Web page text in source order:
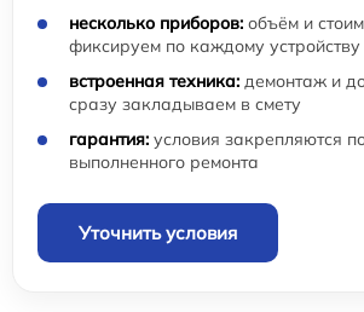
несколько приборов: объём и
фиксируем по каждому устройству
встроенная техника: демонтаж и
сразу закладываем в смету
гарантия: условия закрепляются
выполненного ремонта
Уточнить условия